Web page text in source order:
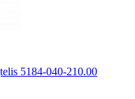
5184-040-210.00